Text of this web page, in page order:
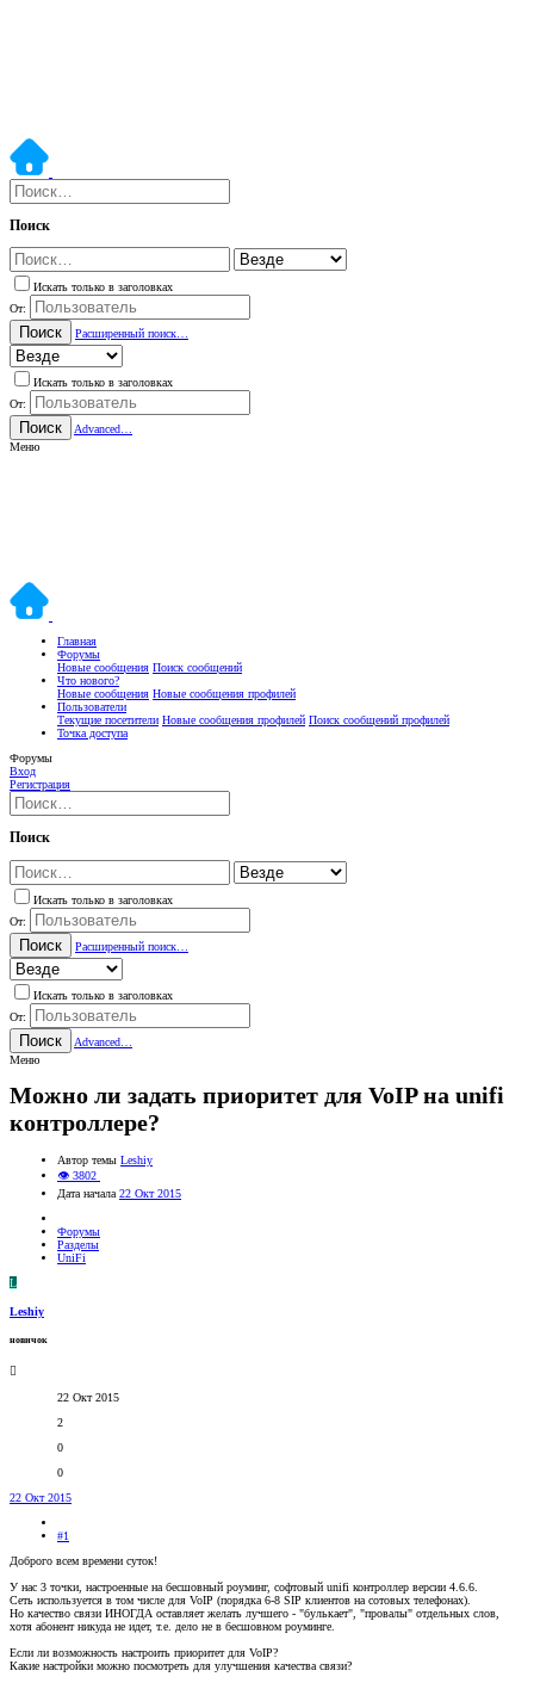
Поиск
Искать только в заголовках
От:
Поиск Расширенный поиск…
Искать только в заголовках
От:
Поиск
Advanced…
Меню
Главная
Форумы
Новые сообщения Поиск сообщений
Что нового?
Новые сообщения Новые сообщения профилей
Пользователи
Текущие посетители Новые сообщения профилей Поиск сообщений профилей
Точка доступа
Форумы
Вход
Регистрация
Поиск
Искать только в заголовках
От:
Поиск Расширенный поиск…
Искать только в заголовках
От:
Поиск
Advanced…
Меню
Можно ли задать приоритет для VoIP на unifi
контроллере?
Автор темы Leshiy
👁 3802
Дата начала 22 Окт 2015
Форумы
Разделы
UniFi
L
Leshiy
новичок
22 Окт 2015
2
0
0
22 Окт 2015
#1
Доброго всем времени суток!
У нас 3 точки, настроенные на бесшовный роуминг, софтовый unifi контроллер версии 4.6.6.
Сеть используется в том числе для VoIP (порядка 6-8 SIP клиентов на сотовых телефонах).
Но качество связи ИНОГДА оставляет желать лучшего - "булькает", "провалы" отдельных слов,
хотя абонент никуда не идет, т.е. дело не в бесшовном роуминге.
Если ли возможность настроить приоритет для VoIP?
Какие настройки можно посмотреть для улучшения качества связи?